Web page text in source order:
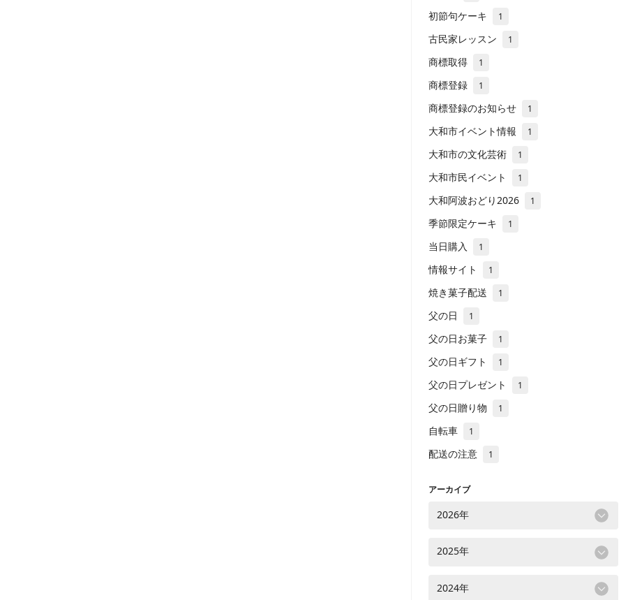
初節句ケーキ 1
古民家レッスン 1
商標取得 1
商標登録 1
商標登録のお知らせ 1
大和市イベント情報 1
大和市の文化芸術 1
大和市民イベント 1
大和阿波おどり2026 1
季節限定ケーキ 1
当日購入 1
情報サイト 1
焼き菓子配送 1
父の日 1
父の日お菓子 1
父の日ギフト 1
父の日プレゼント 1
父の日贈り物 1
自転車 1
配送の注意 1
アーカイブ
2026年
2025年
2024年